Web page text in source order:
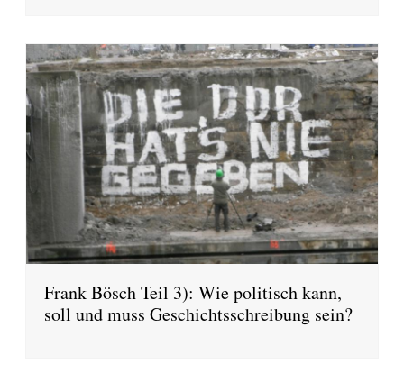
Frank Bösch Teil 3): Wie politisch kann,
soll und muss Geschichtsschreibung sein?